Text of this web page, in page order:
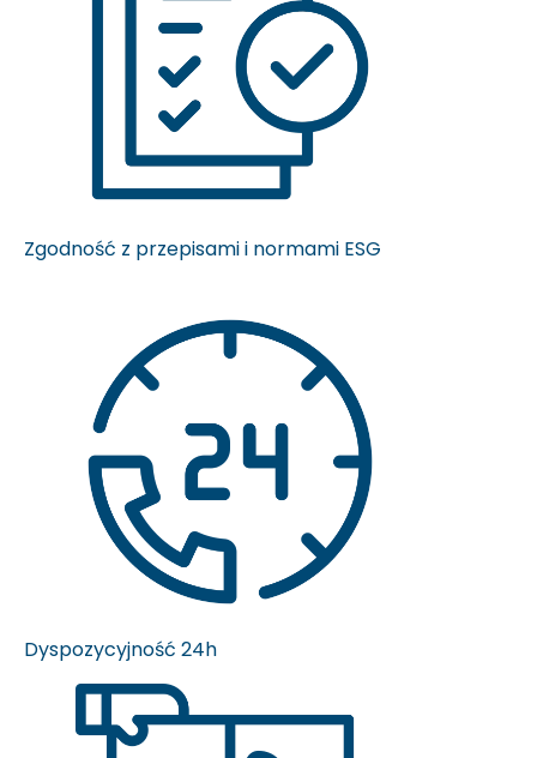
Zgodność z przepisami i normami ESG
Dyspozycyjność 24h